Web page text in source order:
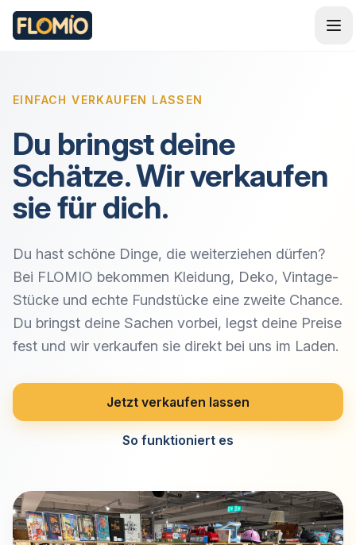
EINFACH VERKAUFEN LASSEN
Du bringst deine
Schätze. Wir verkaufen
sie für dich.
Du hast schöne Dinge, die weiterziehen dürfen?
Bei FLOMIO bekommen Kleidung, Deko, Vintage-
Stücke und echte Fundstücke eine zweite Chance.
Du bringst deine Sachen vorbei, legst deine Preise
fest und wir verkaufen sie direkt bei uns im Laden.
Jetzt verkaufen lassen
So funktioniert es